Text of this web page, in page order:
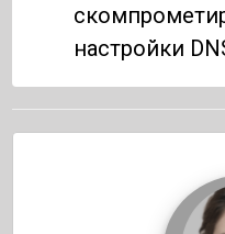
настройки